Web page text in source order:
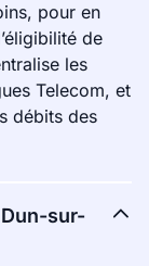
pour en
de
les
Telecom, et
débits des
sur-